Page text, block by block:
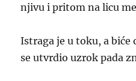
njivu i pritom na licu
Istraga je u toku, a biće
se utvrdio uzrok pada